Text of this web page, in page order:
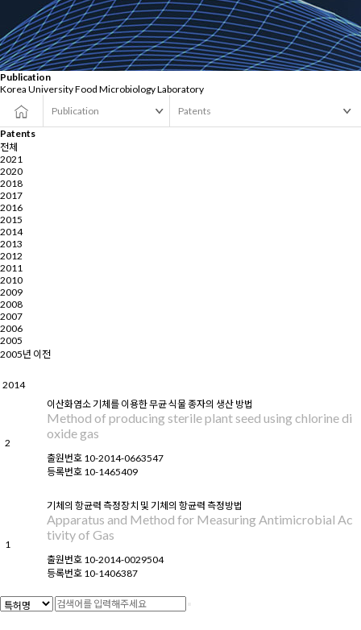
Publication
Korea UniversityFood Microbiology Laboratory
Publication
Patents
Patents
전체
2021
2020
2018
2017
2016
2015
2014
2013
2012
2011
2010
2009
2008
2007
2006
2005
2005년 이전
2014
2
이산화염소 기체를 이용한 무균 식물 종자의 생산 방법
Method of producing sterile plant seed using chlorine di
oxide gas
출원번호 10-2014-0663547
등록번호 10-1465409
1
기체의 항균력 측정장치 및 기체의 항균력 측정방법
Apparatus and Method for Measuring Antimicrobial Ac
tivity of Gas
출원번호 10-2014-0029504
등록번호 10-1406387